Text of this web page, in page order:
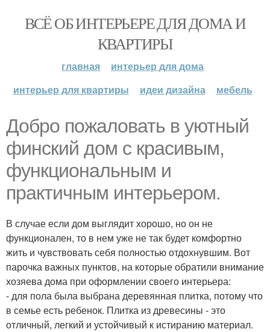
ВСЁ ОБ ИНТЕРЬЕРЕ ДЛЯ ДОМА И
КВАРТИРЫ
главная
интерьер для дома
интерьер для квартиры
идеи дизайна мебель
Добро пожаловать в уютный
финский дом с красивым,
функциональным и
практичным интерьером.
В случае если дом выглядит хорошо, но он не
функционален, то в нем уже не так будет комфортно
жить и чувствовать себя полностью отдохнувшим. Вот
парочка важных пунктов, на которые обратили внимание
хозяева дома при оформлении своего интерьера:
- для пола была выбрана деревянная плитка, потому что
в семье есть ребенок. Плитка из древесины - это
отличный, легкий и устойчивый к истиранию материал.